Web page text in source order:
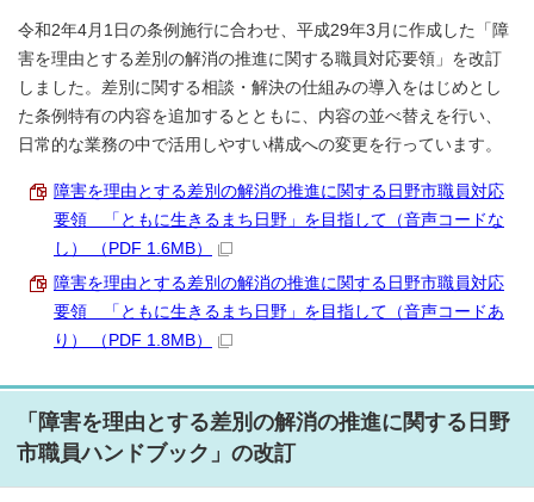
令和2年4月1日の条例施行に合わせ、平成29年3月に作成した「障
害を理由とする差別の解消の推進に関する職員対応要領」を改訂
しました。差別に関する相談・解決の仕組みの導入をはじめとし
た条例特有の内容を追加するとともに、内容の並べ替えを行い、
日常的な業務の中で活用しやすい構成への変更を行っています。
障害を理由とする差別の解消の推進に関する日野市職員対応
要領 「ともに生きるまち日野」を目指して（音声コードな
し） （PDF 1.6MB）
障害を理由とする差別の解消の推進に関する日野市職員対応
要領 「ともに生きるまち日野」を目指して（音声コードあ
り） （PDF 1.8MB）
「障害を理由とする差別の解消の推進に関する日野
市職員ハンドブック」の改訂